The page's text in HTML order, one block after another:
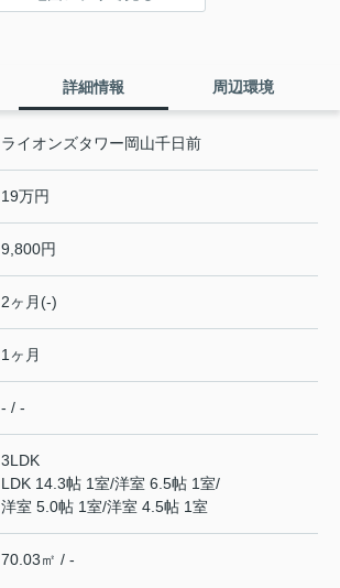
詳細情報 周辺環境
ライオンズタワー岡山千日前
19万円
9,800円
2ヶ月(-)
1ヶ月
- / -
3LDK
LDK 14.3帖 1室/洋室 6.5帖 1室/
洋室 5.0帖 1室/洋室 4.5帖 1室
70.03㎡ / -